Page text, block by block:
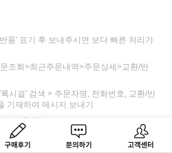
상품후기 문의하기 고객센터
품' 표기 후 보내주시면 보다 빠른 처리가
조회>최근주문내역>주문상세>교환/반
시걸' 검색 > 주문자명, 전화번호, 교환/반
기재하여 메시지 보내기
전화 접수
방문 > 택배비 6,000원 (제주, 도서산간
> 록시걸 도착>제품 검수 후 교환 출고